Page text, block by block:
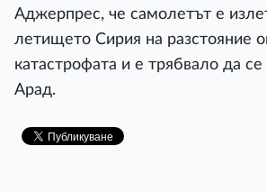
Аджерпрес, че самолетът е
летището Сирия на разстояние
катастрофата и е трябвало да
Арад.